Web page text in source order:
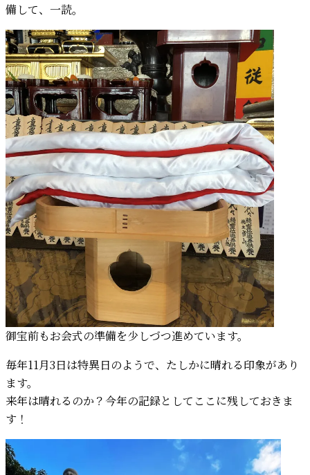
備して、一読。
御宝前もお会式の準備を少しづつ進めています。
毎年11月3日は特異日のようで、たしかに晴れる印象があり
ます。
来年は晴れるのか？今年の記録としてここに残しておきま
す！